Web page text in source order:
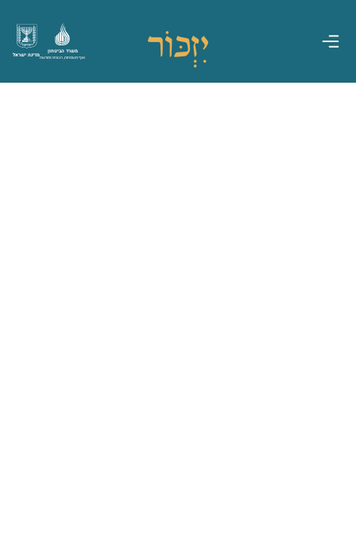
מדינת ישראל
משרד הביטחון
אגף משפחות, הנצחה ומורשת